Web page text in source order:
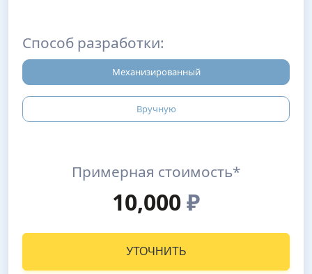
Способ разработки:
Механизированный
Вручную
Примерная стоимость*
10,000₽
УТОЧНИТЬ